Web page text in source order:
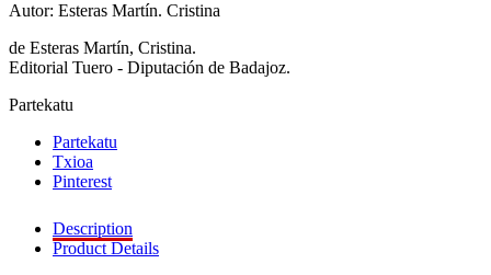
Autor: Esteras Martín. Cristina
de Esteras Martín, Cristina.
Editorial Tuero - Diputación de Badajoz.
Partekatu
Partekatu
Txioa
Pinterest
Description
Product Details